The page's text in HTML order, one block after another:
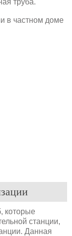
которые
станции,
Данная